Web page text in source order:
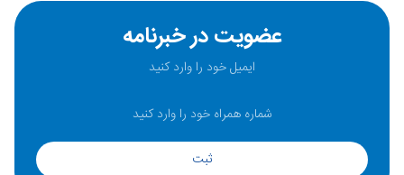
عضویت در خبرنامه
ثبت